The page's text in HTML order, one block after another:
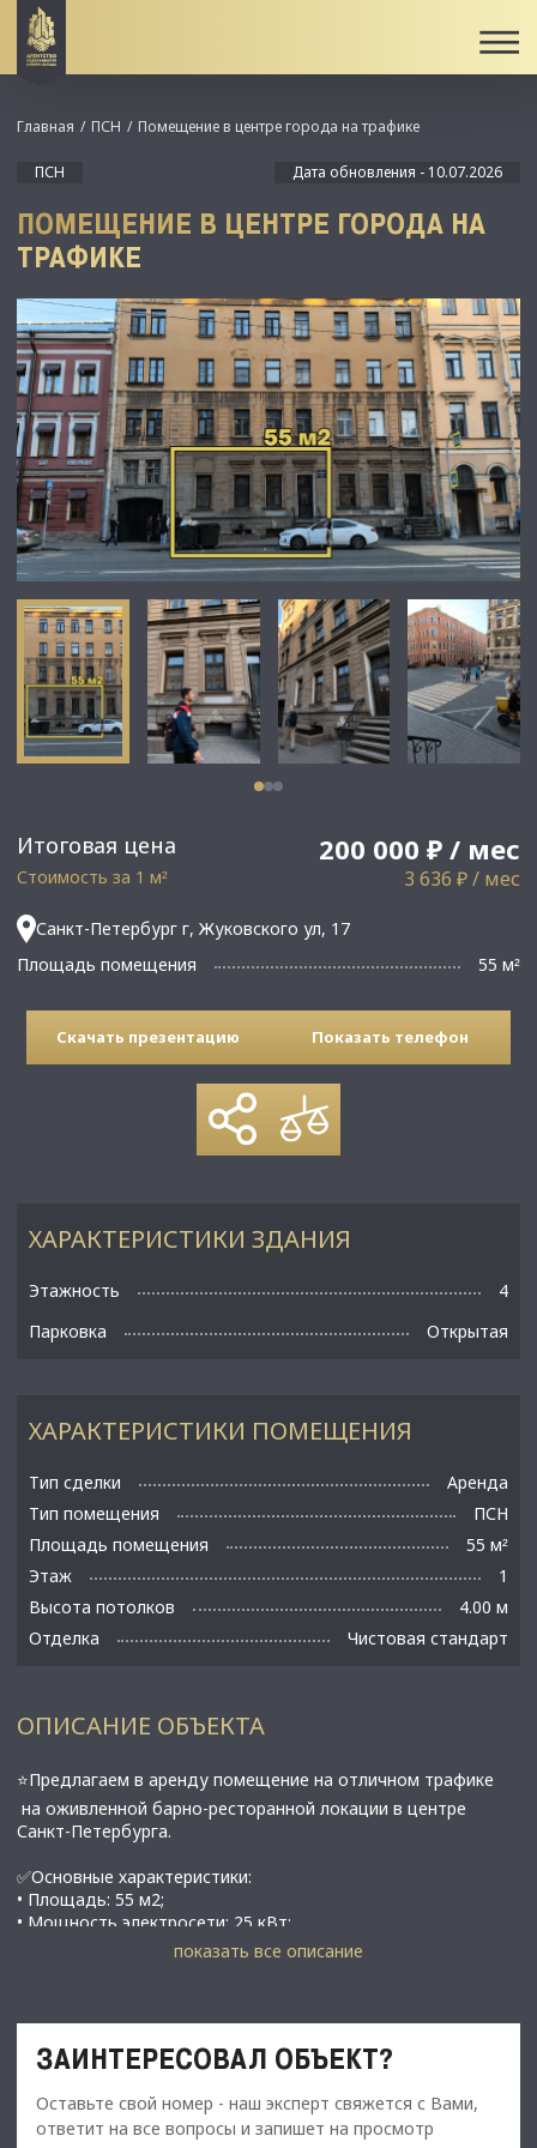
Итоговая цена 200 000 ₽ / мес
Стоимость за 1 м² 3 636 ₽ / мес
Санкт-Петербург г, Жуковского ул, 17
Площадь помещения
55 м²
Главная ПСН Помещение в центре города на трафике
ПСН Дата обновления - 10.07.2026
ПОМЕЩЕНИЕ В ЦЕНТРЕ ГОРОДА НА
ТРАФИКЕ
Скачать презентацию Показать телефон
ХАРАКТЕРИСТИКИ ПОМЕЩЕНИЯ
Тип сделки
Аренда
Тип помещения
ПСН
Площадь помещения
55 м²
Этаж
1
Высота потолков
4.00 м
Отделка
Чистовая стандарт
ХАРАКТЕРИСТИКИ ЗДАНИЯ
Этажность
4
Парковка
Открытая
ОПИСАНИЕ ОБЪЕКТА
⭐Предлагаем в аренду помещение на отличном трафике
нa oживлeннoй бaрно-peстoранной локaции в центpe
Санкт-Петербурга.
✅Основные характеристики:
• Площадь: 55 м2;
• Мощность электросети: 25 кВт;
• Высота потолков: 4 м;
• Ограничений по формату деятельности нет! (любой
• В 10 минутах от метро Маяковская, пл. Восстания;
показать все описание
ЗАИНТЕРЕСОВАЛ ОБЪЕКТ?
Оставьте свой номер - наш эксперт свяжется с Вами,
ответит на все вопросы и запишет на просмотр